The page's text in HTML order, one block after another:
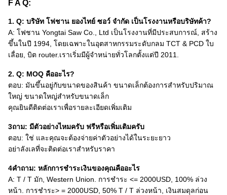
F A Q:
1. Q: บริษัท โฟชาน ยองไทย์ ซอว์ จํากัด เป็นโรงงานหรือบริษัทค้า?
A: โฟชาน Yongtai Saw Co., Ltd เป็นโรงงานที่มีประสบการณ์, สร้าง
ขึ้นในปี 1994, โดยเฉพาะในอุตสาหกรรมระดับกลม TCT & PCD ใบ
เลื่อย, บิต router.เราเริ่มมีผู้จําหน่ายทั่วโลกตั้งแต่ปี 2011.
2. Q: MOQ คืออะไร?
ตอบ: มันขึ้นอยู่กับขนาดของสินค้า ขนาดเล็กต้องการสําหรับปริมาณ
ใหญ่ ขนาดใหญ่สําหรับขนาดเล็ก
คุณยินดีติดต่อเราเพื่อรายละเอียดเพิ่มเติม
3ถาม: มีตัวอย่างไหมครับ ฟรีหรือเพิ่มเติมครับ
ตอบ: ใช่ และคุณจะต้องจ่ายค่าตัวอย่างได้ในระยะยาว
อย่าลังเลที่จะติดต่อเราสําหรับราคา
4คําถาม: หลักการชําระเงินของคุณคืออะไร
A: T / T มัก, Western Union. การชําระ <= 2000USD, 100% ล่วง
หน้า. การชําระ> = 2000USD, 50% T / T ล่วงหน้า, เงินสมดุลก่อน